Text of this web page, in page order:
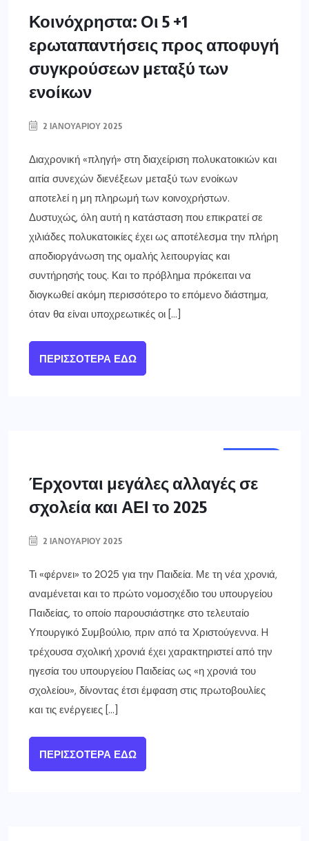
Κοινόχρηστα: Οι 5 +1
ερωταπαντήσεις προς αποφυγή
συγκρούσεων μεταξύ των
ενοίκων
2 ΙΑΝΟΥΑΡΊΟΥ 2025
Διαχρονική «πληγή» στη διαχείριση πολυκατοικιών και
αιτία συνεχών διενέξεων μεταξύ των ενοίκων
αποτελεί η μη πληρωμή των κοινοχρήστων.
Δυστυχώς, όλη αυτή η κατάσταση που επικρατεί σε
χιλιάδες πολυκατοικίες έχει ως αποτέλεσμα την πλήρη
αποδιοργάνωση της ομαλής λειτουργίας και
συντήρησής τους. Και το πρόβλημα πρόκειται να
διογκωθεί ακόμη περισσότερο το επόμενο διάστημα,
όταν θα είναι υποχρεωτικές οι […]
ΠΕΡΙΣΣΌΤΕΡΑ ΕΔΏ
Έρχονται μεγάλες αλλαγές σε
σχολεία και ΑΕΙ το 2025
2 ΙΑΝΟΥΑΡΊΟΥ 2025
Τι «φέρνει» το 2025 για την Παιδεία. Με τη νέα χρονιά,
αναμένεται και το πρώτο νομοσχέδιο του υπουργείου
Παιδείας, το οποίο παρουσιάστηκε στο τελευταίο
Υπουργικό Συμβούλιο, πριν από τα Χριστούγεννα. H
τρέχουσα σχολική χρονιά έχει χαρακτηριστεί από την
ηγεσία του υπουργείου Παιδείας ως «η χρονιά του
σχολείου», δίνοντας έτσι έμφαση στις πρωτοβουλίες
και τις ενέργειες […]
ΠΕΡΙΣΣΌΤΕΡΑ ΕΔΏ